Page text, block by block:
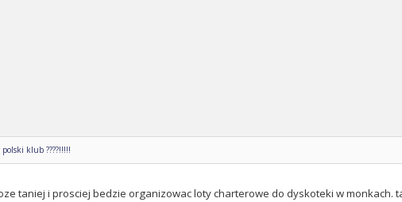
klub ????!!!!!
taniej i prosciej bedzie organizowac loty charterowe do dyskoteki w monkach.